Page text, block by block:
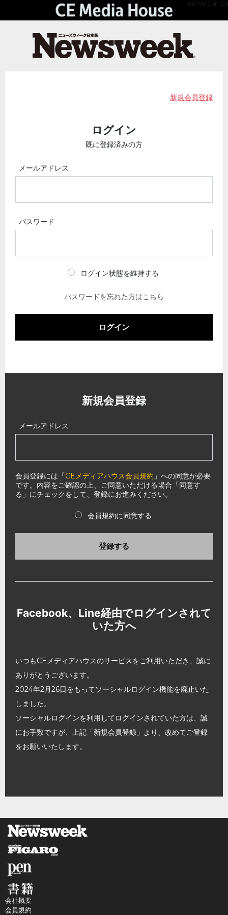
API Version 2.0
新規会員登録
ログイン
既に登録済みの方
メールアドレス
パスワード
ログイン状態を維持する
パスワードを忘れた方はこちら
ログイン
新規会員登録
メールアドレス
会員登録には「CEメディアハウス会員規約 」への同意が必要
です。内容をご確認の上、ご同意いただける場合「同意す
る」にチェックをして、登録にお進みください。
会員規約に同意する
登録する
Facebook、Line経由でログインされて
いた方へ
いつもCEメディアハウスのサービスをご利用いただき、誠に
ありがとうございます。
2024年2月26日をもってソーシャルログイン機能を廃止いた
しました。
ソーシャルログインを利用してログインされていた方は、誠
にお手数ですが、上記「新規会員登録」より、改めてご登録
をお願いいたします。
会社概要
会員規約